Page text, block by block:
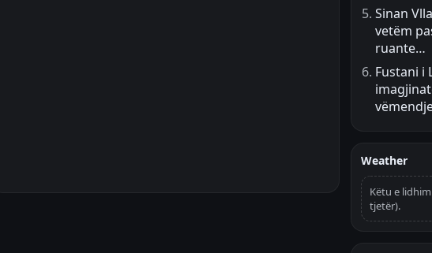
Sinan
vetëm
ruante…
Fustani i
Weather
Këtu e
tjetër).